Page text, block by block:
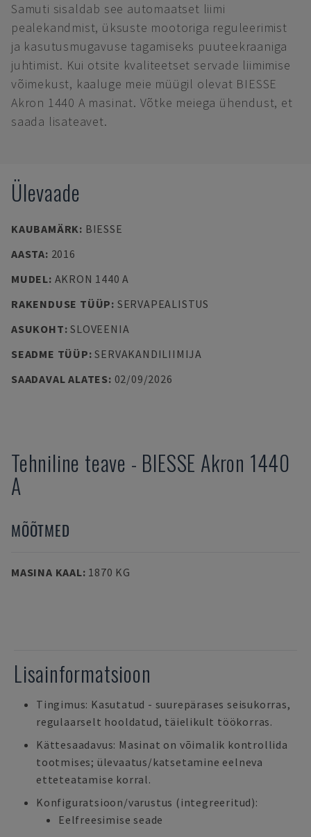
Samuti sisaldab see automaatset liimi
pealekandmist, üksuste mootoriga reguleerimist
ja kasutusmugavuse tagamiseks puuteekraaniga
juhtimist. Kui otsite kvaliteetset servade liimimise
võimekust, kaaluge meie müügil olevat BIESSE
Akron 1440 A masinat. Võtke meiega ühendust, et
saada lisateavet.
Ülevaade
KAUBAMÄRK: BIESSE
AASTA: 2016
MUDEL: AKRON 1440 A
RAKENDUSE TÜÜP: SERVAPEALISTUS
ASUKOHT:SLOVEENIA
SEADME TÜÜP:SERVAKANDILIIMIJA
SAADAVAL ALATES: 02/09/2026
Tehniline teave - BIESSE Akron 1440
A
MÕÕTMED
MASINA KAAL: 1870 KG
Lisainformatsioon
Tingimus: Kasutatud - suurepärases seisukorras,
regulaarselt hooldatud, täielikult töökorras.
Kättesaadavus: Masinat on võimalik kontrollida
tootmises; ülevaatus/katsetamine eelneva
etteteatamise korral.
Konfiguratsioon/varustus (integreeritud):
Eelfreesimise seade